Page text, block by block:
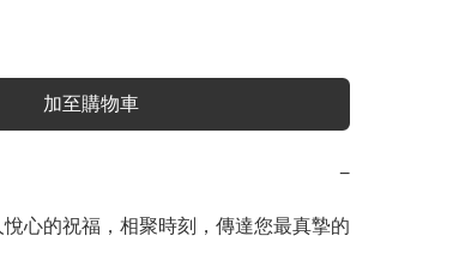
加至購物車
−
心的祝福，相聚時刻，傳達您最真摯的